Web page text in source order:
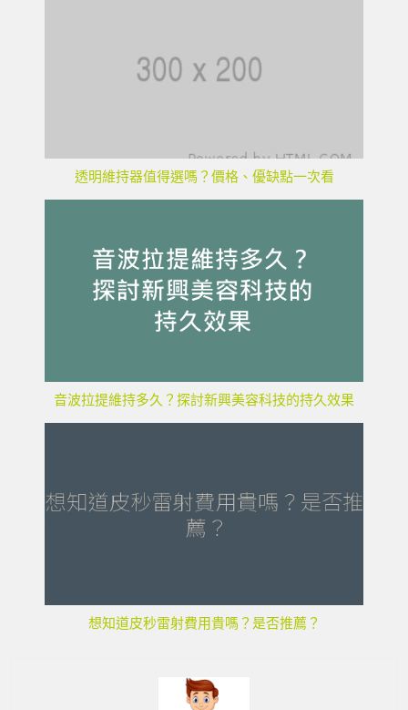
透明維持器值得選嗎？價格、優缺點一次看
音波拉提維持多久？探討新興美容科技的持久效果
想知道皮秒雷射費用貴嗎？是否推薦？